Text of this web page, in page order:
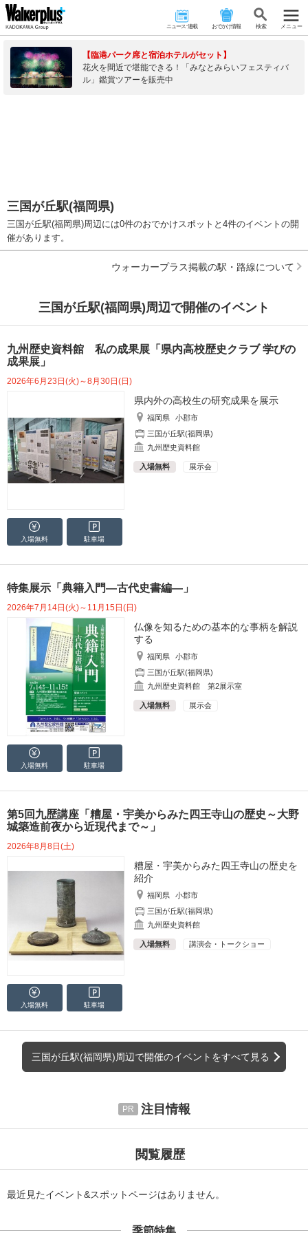
ニュース･連載 おでかけ情報 検 索 メニュー
【臨港パーク席と宿泊ホテルがセット】
花火を間近で堪能できる！「みなとみらいフェスティバ
ル」鑑賞ツアーを販売中
三国が丘駅(福岡県)
三国が丘駅(福岡県)周辺には0件のおでかけスポットと4件のイベントの開
催があります。
ウォーカープラス掲載の駅・路線について
三国が丘駅(福岡県)周辺で開催のイベント
九州歴史資料館 私の成果展「県内高校歴史クラブ 学びの
成果展」
2026年6月23日(火)～8月30日(日)
県内外の高校生の研究成果を展示
福岡県
小郡市
三国が丘駅(福岡県)
九州歴史資料館
入場無料 展示会
入場無料 駐車場
特集展示「典籍入門―古代史書編―」
2026年7月14日(火)～11月15日(日)
仏像を知るための基本的な事柄を解説
する
福岡県
小郡市
三国が丘駅(福岡県)
九州歴史資料館 第2展示室
入場無料 展示会
入場無料 駐車場
第5回九歴講座「糟屋・宇美からみた四王寺山の歴史～大野
城築造前夜から近現代まで～」
2026年8月8日(土)
糟屋・宇美からみた四王寺山の歴史を
紹介
福岡県
小郡市
三国が丘駅(福岡県)
九州歴史資料館
入場無料 講演会・トークショー
入場無料 駐車場
三国が丘駅(福岡県)周辺で開催のイベントをすべて見る
注目情報
閲覧履歴
最近見たイベント&スポットページはありません。
季節特集